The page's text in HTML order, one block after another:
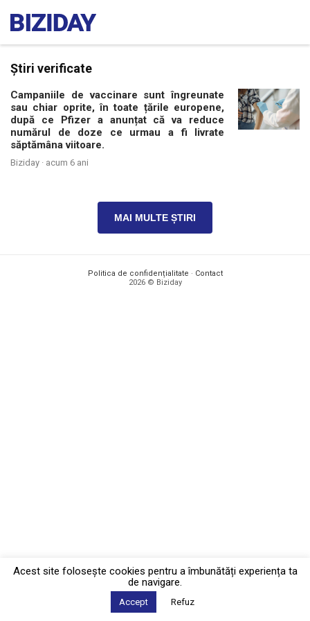
Știri verificate
Campaniile de vaccinare sunt îngreunate
sau chiar oprite, în toate țările europene,
după ce Pfizer a anunțat că va reduce
numărul de doze ce urmau a fi livrate
săptămâna viitoare.
Biziday · acum 6 ani
MAI MULTE ȘTIRI
Politica de confidențialitate · Contact
2026 © Biziday
Acest site foloseşte cookies pentru a îmbunătăți experiența ta
de navigare.
Accept Refuz